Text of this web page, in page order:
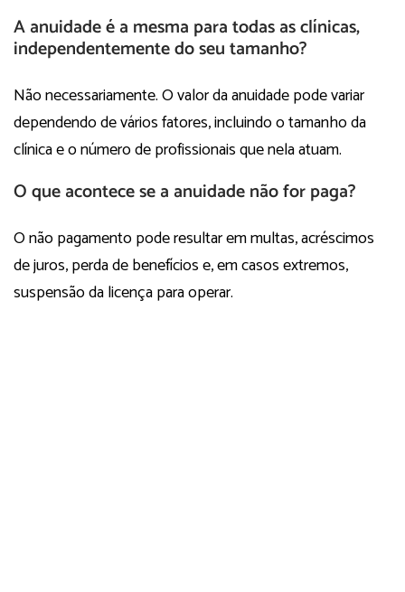
A anuidade é a mesma para todas as clínicas,
independentemente do seu tamanho?
Não necessariamente. O valor da anuidade pode variar
dependendo de vários fatores, incluindo o tamanho da
clínica e o número de profissionais que nela atuam.
O que acontece se a anuidade não for paga?
O não pagamento pode resultar em multas, acréscimos
de juros, perda de benefícios e, em casos extremos,
suspensão da licença para operar.